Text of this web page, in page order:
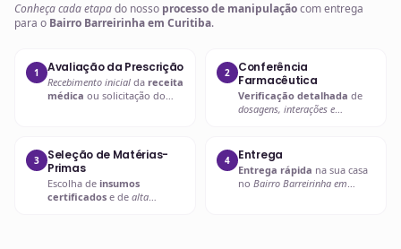
Conheça cada etapado nosso processo de manipulaçãocom entrega
para o Bairro Barreirinha em Curitiba.
1 Avaliação da Prescrição
Recebimento inicial da receita
médica ou solicitação do
2
Conferência
Farmacêutica
Verificação detalhada de
dosagens, interações e
3
Seleção de Matérias-
Primas
Escolha de insumos
certificados e de alta
4 Entrega
Entrega rápida na sua casa
no Bairro Barreirinha em